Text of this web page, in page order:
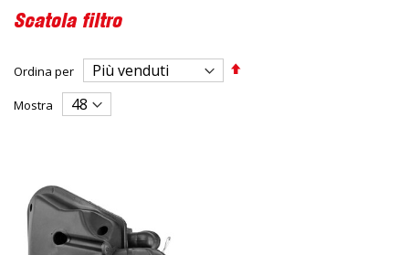
Scatola filtro
Ordina per
Imposta
Mostra